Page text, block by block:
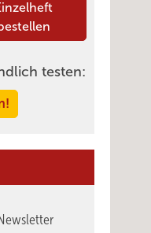
testen: